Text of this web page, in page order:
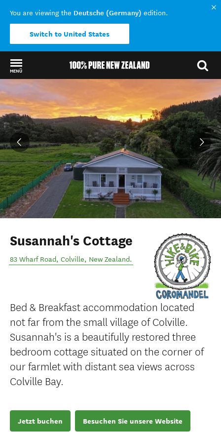
You are viewing the Deutsche (Germany) edition.
Switch to United States
MENÜ
Back to my results
Susannah's Cottage
83 Wharf Road, Colville, New Zealand.
Bed & Breakfast accommodation located
not far from the small village of Colville.
Susannah's is a beautifully restored three
bedroom cottage situated on the corner of
our farmlet with distant sea views across
Colville Bay.
Jetzt buchen Besuchen Sie unsere Website